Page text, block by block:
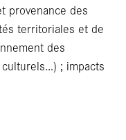
provenance des
territoriales et de
des
; impacts